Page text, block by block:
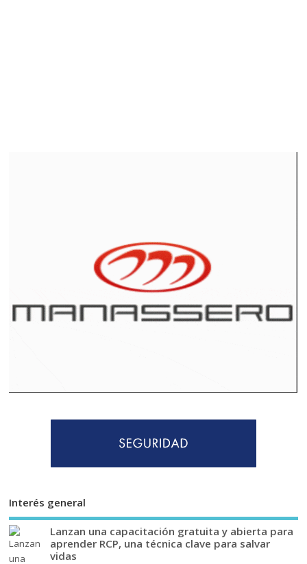
Interés general
Lanzan una capacitación gratuita y abierta para
aprender RCP, una técnica clave para salvar
vidas